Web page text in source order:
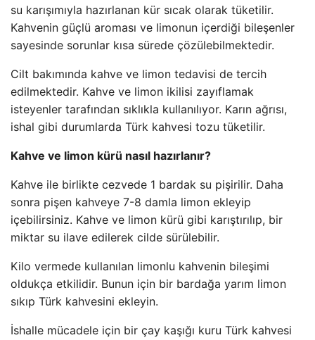
su karışımıyla hazırlanan kür sıcak olarak tüketilir.
Kahvenin güçlü aroması ve limonun içerdiği bileşenler
sayesinde sorunlar kısa sürede çözülebilmektedir.
Cilt bakımında kahve ve limon tedavisi de tercih
edilmektedir. Kahve ve limon ikilisi zayıflamak
isteyenler tarafından sıklıkla kullanılıyor. Karın ağrısı,
ishal gibi durumlarda Türk kahvesi tozu tüketilir.
Kahve ve limon kürü nasıl hazırlanır?
Kahve ile birlikte cezvede 1 bardak su pişirilir. Daha
sonra pişen kahveye 7-8 damla limon ekleyip
içebilirsiniz. Kahve ve limon kürü gibi karıştırılıp, bir
miktar su ilave edilerek cilde sürülebilir.
Kilo vermede kullanılan limonlu kahvenin bileşimi
oldukça etkilidir. Bunun için bir bardağa yarım limon
sıkıp Türk kahvesini ekleyin.
İshalle mücadele için bir çay kaşığı kuru Türk kahvesi